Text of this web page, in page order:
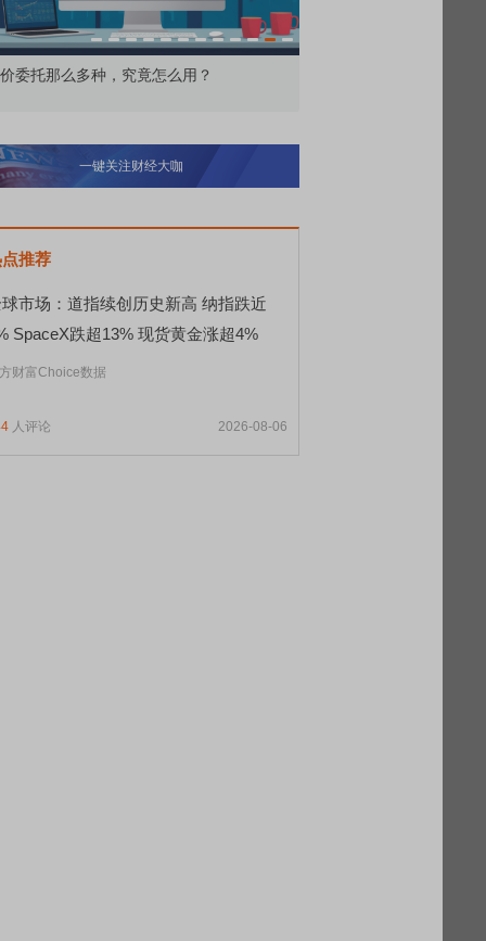
所顶格打新居然只能中碎股
一键关注财经大咖
推荐
市场：道指续创历史新高 纳指跌近
SpaceX跌超13% 现货黄金涨超4%
财富Choice数据
人评论 2026-08-06